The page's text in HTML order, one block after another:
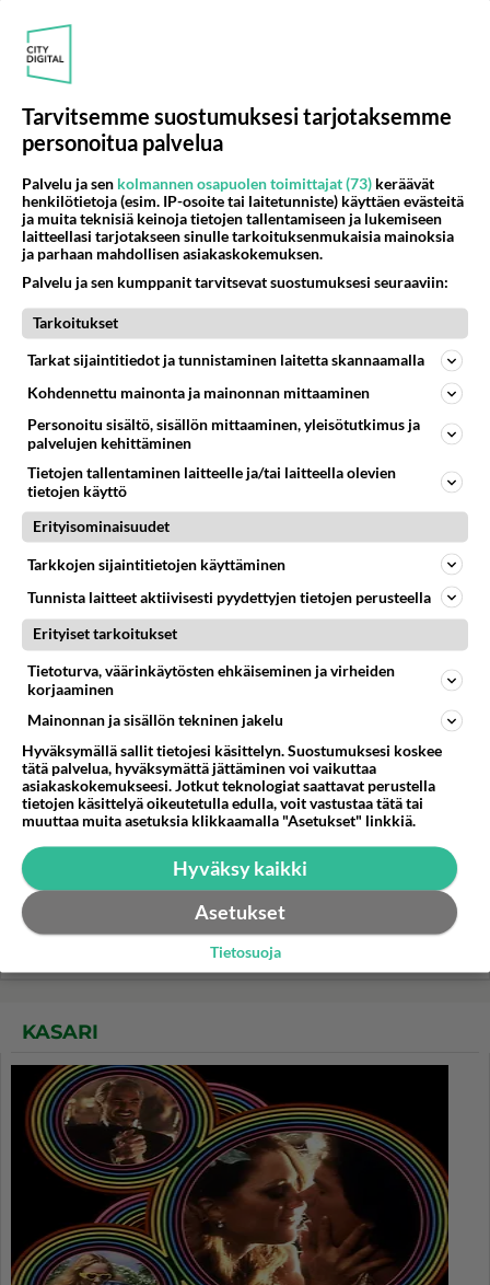
RESEPTIT
Porkkanasämpylät
ilahduttavat väli- ja
Nuudelisalaatti tuo itämaisen
tuulahduksen keittiöön.
Piimäkakku - muistoja
mummolasta!
Kantarellikastike on
loppukesän upea
sesonkiherkku, jonka teet
myös pakastesienistä.
Moussaka tuo kreikkalaiset,
vahvat maut suomalaiseen
HOROSKOOPPI
10.8.2026
Valitse oma tähtimerkkisi ja lue päivän horoskooppi!
KASARI
Tarvitsemme suostumuksesi tarjotaksemme
personoitua palvelua
Palvelu ja sen kolmannen osapuolen toimittajat (73) keräävät
henkilötietoja (esim. IP-osoite tai laitetunniste) käyttäen evästeitä
ja muita teknisiä keinoja tietojen tallentamiseen ja lukemiseen
laitteellasi tarjotakseen sinulle tarkoituksenmukaisia mainoksia
ja parhaan mahdollisen asiakaskokemuksen.
Palvelu ja sen kumppanit tarvitsevat suostumuksesi seuraaviin:
Tarkoitukset
Tarkat sijaintitiedot ja tunnistaminen laitetta skannaamalla
Kohdennettu mainonta ja mainonnan mittaaminen
Personoitu sisältö, sisällön mittaaminen, yleisötutkimus ja
palvelujen kehittäminen
Tietojen tallentaminen laitteelle ja/tai laitteella olevien
tietojen käyttö
Erityisominaisuudet
Tarkkojen sijaintitietojen käyttäminen
Tunnista laitteet aktiivisesti pyydettyjen tietojen perusteella
Erityiset tarkoitukset
Tietoturva, väärinkäytösten ehkäiseminen ja virheiden
korjaaminen
Mainonnan ja sisällön tekninen jakelu
Hyväksymällä sallit tietojesi käsittelyn. Suostumuksesi koskee
tätä palvelua, hyväksymättä jättäminen voi vaikuttaa
asiakaskokemukseesi. Jotkut teknologiat saattavat perustella
tietojen käsittelyä oikeutetulla edulla, voit vastustaa tätä tai
muuttaa muita asetuksia klikkaamalla "Asetukset" linkkiä.
Hyväksy kaikki
Asetukset
Tietosuoja